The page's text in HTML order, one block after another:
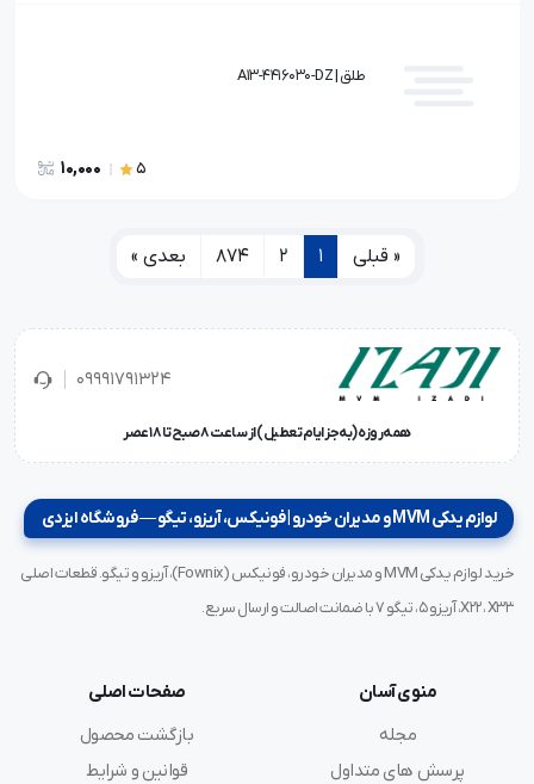
طلق | A13-4416030-DZ
5
10,000
« قبلی 1
2
874 بعدی »
09991791324
همه‌روزه (به‌جز ایام تعطیل) از ساعت ۸ صبح تا ۱۸ عصر
لوازم یدکی MVM و مدیران خودرو | فونیکس، آریزو، تیگو — فروشگاه ایزدی
خرید لوازم یدکی MVM و مدیران خودرو، فونیکس (Fownix)، آریزو و تیگو. قطعات اصلی
X22، X33، آریزو ۵، تیگو ۷ با ضمانت اصالت و ارسال سریع.
منوی آسان
مجله
پرسش های متداول
صفحات اصلی
بازگشت محصول
قوانین و شرایط